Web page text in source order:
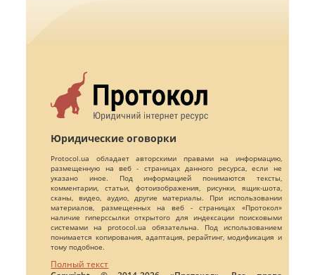
Юридические оговорки
Protocol.ua обладает авторскими правами на информацию,
размещенную на веб - страницах данного ресурса, если не
указано иное. Под информацией понимаются тексты,
комментарии, статьи, фотоизображения, рисунки, ящик-шота,
сканы, видео, аудио, другие материалы. При использовании
материалов, размещенных на веб - страницах «Протокол»
наличие гиперссылки открытого для индексации поисковыми
системами на protocol.ua обязательна. Под использованием
понимается копирования, адаптация, рерайтинг, модификация и
тому подобное.
Полный текст